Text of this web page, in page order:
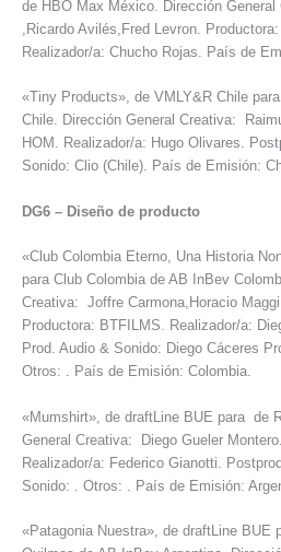
de HBO Max México. Dirección
,Ricardo Avilés,Fred Levron.
Realizador/a: Chucho Rojas. País de
«Tiny Products», de VMLY&R Chile
Chile. Dirección General Creativa:
HOM. Realizador/a: Hugo Olivares.
Sonido: Clio (Chile). País de Emisión:
DG6 – Diseño de producto
«Club Colombia Eterno, Una Historia
para Club Colombia de AB InBev
Creativa: Joffre Carmona,Horacio
Productora: BTFILMS. Realizador/a:
Prod. Audio & Sonido: Diego Cáceres
Otros: . País de Emisión: Colombia.
«Mumshirt», de draftLine BUE para de
General Creativa: Diego Gueler
Realizador/a: Federico Gianotti.
Sonido: . Otros: . País de Emisión:
«Patagonia Nuestra», de draftLine BUE